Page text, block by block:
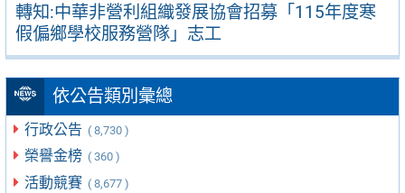
轉知:中華非營利組織發展協會招募「115年度寒
假偏鄉學校服務營隊」志工
依公告類別彙總
行政公告 ( 8,730 )
榮譽金榜 ( 360 )
活動競賽 ( 8,677 )